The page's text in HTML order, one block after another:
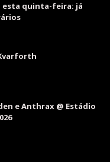
esta quinta-feira: já
e Anthrax @ Estádio